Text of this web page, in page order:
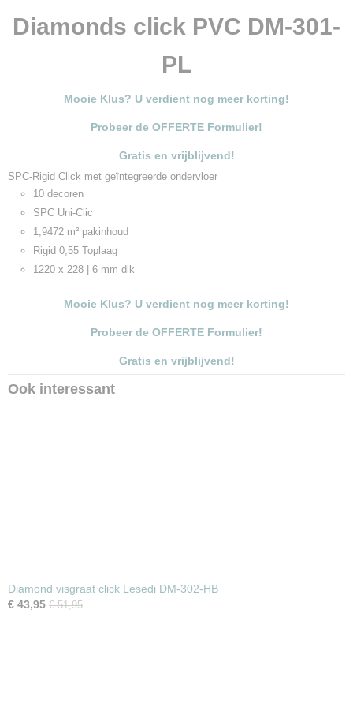
Diamonds click PVC DM-301-
PL
Mooie Klus? U verdient nog meer korting!
Probeer de OFFERTE Formulier!
Gratis en vrijblijvend!
SPC-Rigid Click met geïntegreerde ondervloer
10 decoren
SPC Uni-Clic
1,9472 m² pakinhoud
Rigid 0,55 Toplaag
1220 x 228 | 6 mm dik
Mooie Klus? U verdient nog meer korting!
Probeer de OFFERTE Formulier!
Gratis en vrijblijvend!
Ook interessant
Diamond visgraat click Lesedi DM-302-HB
€ 43,95 € 51,95